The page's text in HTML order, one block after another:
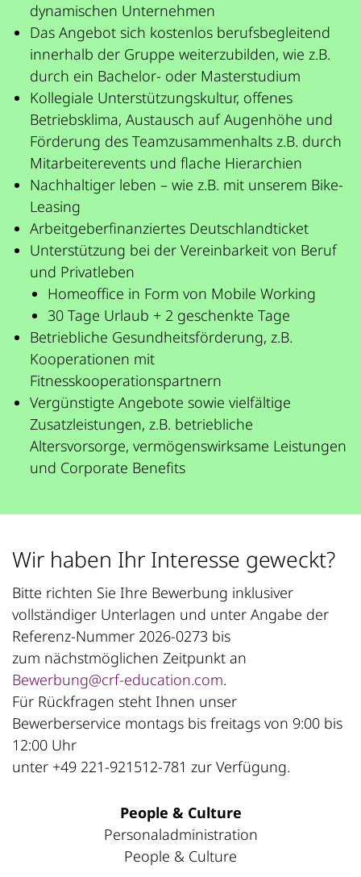
dynamischen Unternehmen
Das Angebot sich kostenlos berufsbegleitend
innerhalb der Gruppe weiterzubilden, wie z.B.
durch ein Bachelor- oder Masterstudium
Kollegiale Unterstützungskultur, offenes
Betriebsklima, Austausch auf Augenhöhe und
Förderung des Teamzusammenhalts z.B. durch
Mitarbeiterevents und flache Hierarchien
Nachhaltiger leben – wie z.B. mit unserem Bike-
Leasing
Arbeitgeberfinanziertes Deutschlandticket
Unterstützung bei der Vereinbarkeit von Beruf
und Privatleben
Homeoffice in Form von Mobile Working
30 Tage Urlaub + 2 geschenkte Tage
Betriebliche Gesundheitsförderung, z.B.
Kooperationen mit
Fitnesskooperationspartnern
Vergünstigte Angebote sowie vielfältige
Zusatzleistungen, z.B. betriebliche
Altersvorsorge, vermögenswirksame Leistungen
und Corporate Benefits
Wir haben Ihr Interesse geweckt?
Bitte richten Sie Ihre Bewerbung inklusiver
vollständiger Unterlagen und unter Angabe der
Referenz-Nummer 2026-0273 bis
zum nächstmöglichen Zeitpunkt an
Bewerbung@crf-education.com.
Für Rückfragen steht Ihnen unser
Bewerberservice montags bis freitags von 9:00 bis
12:00 Uhr
unter +49 221-921512-781 zur Verfügung.
People & Culture
Personaladministration
People & Culture